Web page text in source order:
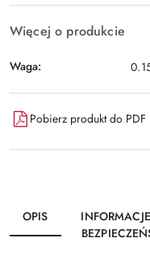
Więcej o produkcie
Waga:
Pobierz produkt do PDF
OPIS